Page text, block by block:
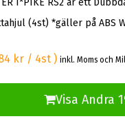
I*PIKE RS2 är ett
(4st) *gäller på
kr / 4st )inkl. Moms och
Visa Andra